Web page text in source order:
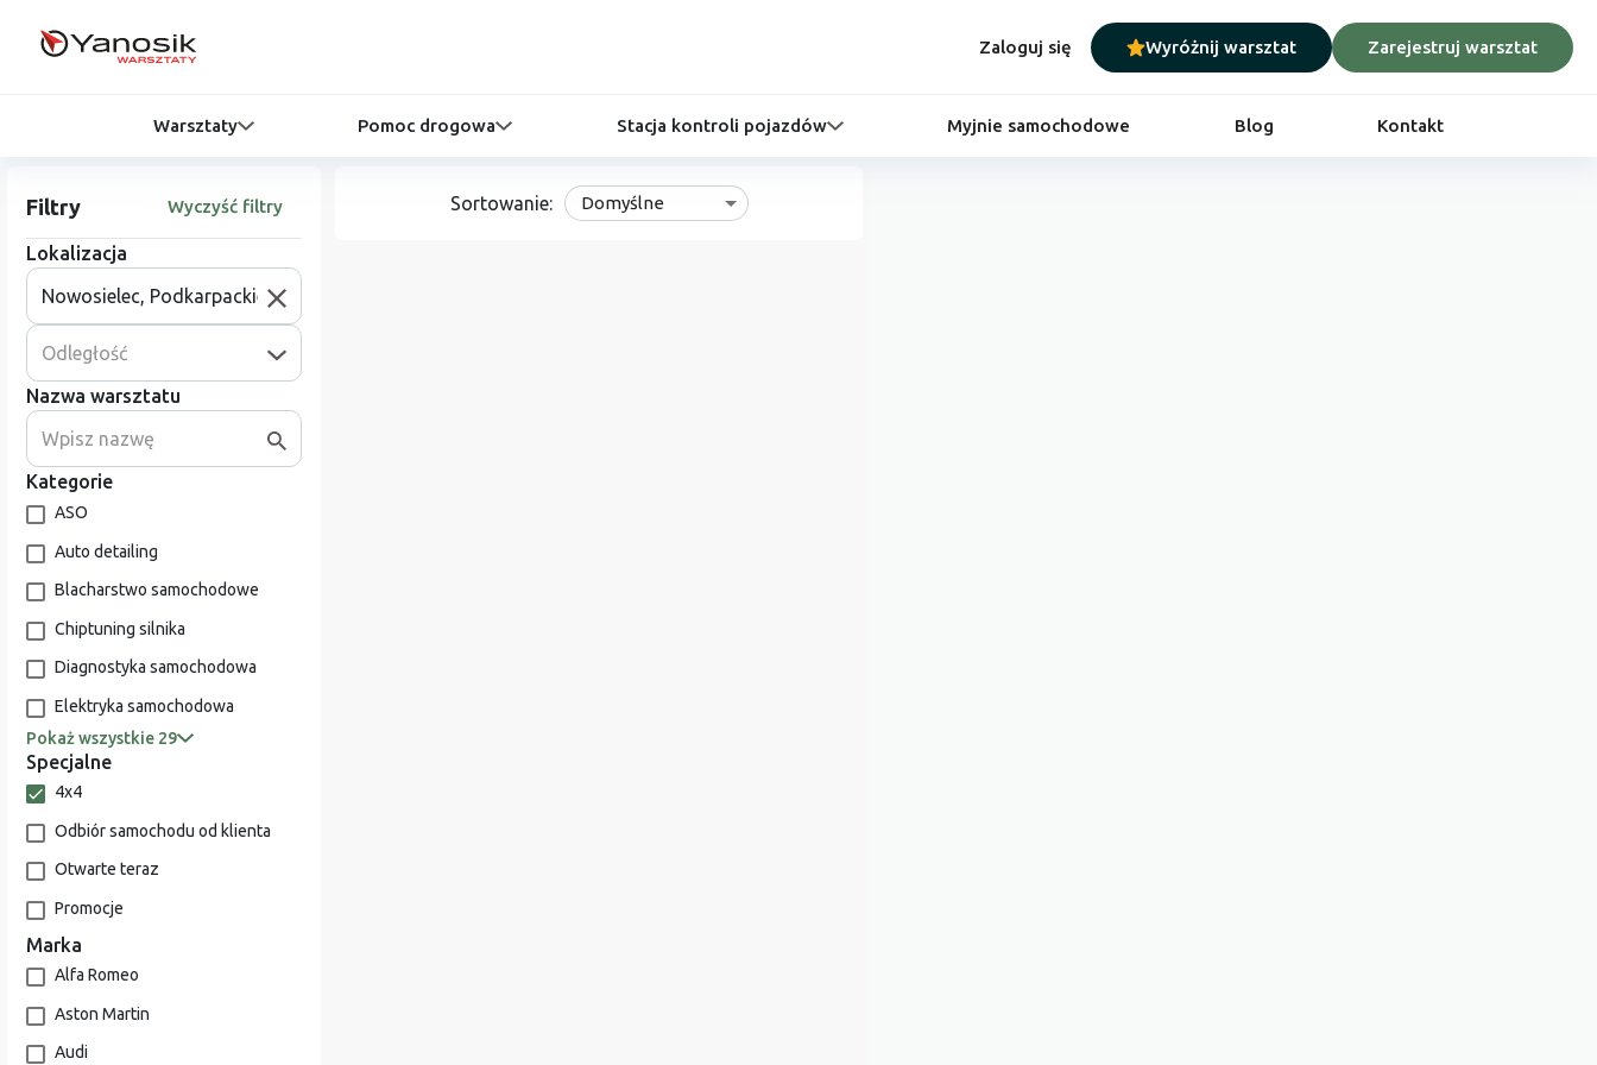
Zaloguj się Wyróżnij warsztat Zarejestruj warsztat
Warsztaty Pomoc drogowa Stacja kontroli pojazdów Myjnie samochodowe Blog Kontakt
Filtry Wyczyść filtry
Lokalizacja
Odległość
Nazwa warsztatu
Kategorie
ASO
Auto detailing
Blacharstwo samochodowe
Chiptuning silnika
Diagnostyka samochodowa
Elektryka samochodowa
Pokaż wszystkie 29
Specjalne
4x4
Odbiór samochodu od klienta
Otwarte teraz
Promocje
Marka
Alfa Romeo
Aston Martin
Audi
Sortowanie: Domyślne